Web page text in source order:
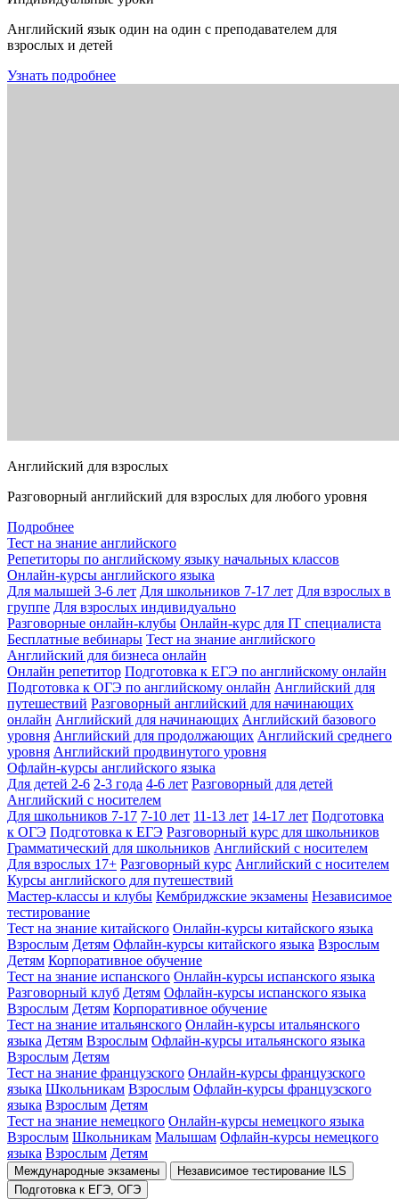
Английский язык один на один с преподавателем для
взрослых и детей
Узнать подробнее
Английский для взрослых
Разговорный английский для взрослых для любого уровня
Подробнее
Тест на знание английского
Репетиторы по английскому языку начальных классов
Онлайн-курсы английского языка
Для малышей 3-6 лет Для школьников 7-17 лет Для взрослых в
группе Для взрослых индивидуально
Разговорные онлайн-клубы Онлайн-курс для IT специалиста
Бесплатные вебинары Тест на знание английского
Английский для бизнеса онлайн
Онлайн репетитор Подготовка к ЕГЭ по английскому онлайн
Подготовка к ОГЭ по английскому онлайн Английский для
путешествий Разговорный английский для начинающих
онлайн Английский для начинающих Английский базового
уровня Английский для продолжающих Английский среднего
уровня Английский продвинутого уровня
Офлайн-курсы английского языка
Для детей 2-6 2-3 года 4-6 лет Разговорный для детей
Английский с носителем
Для школьников 7-17 7-10 лет 11-13 лет 14-17 лет Подготовка
к ОГЭ Подготовка к ЕГЭ Разговорный курс для школьников
Грамматический для школьников Английский с носителем
Для взрослых 17+ Разговорный курс Английский с носителем
Курсы английского для путешествий
Мастер-классы и клубы Кембриджские экзамены Независимое
тестирование
Тест на знание китайского Онлайн-курсы китайского языка
Взрослым Детям Офлайн-курсы китайского языка Взрослым
Детям Корпоративное обучение
Тест на знание испанского Онлайн-курсы испанского языка
Разговорный клуб Детям Офлайн-курсы испанского языка
Взрослым Детям Корпоративное обучение
Тест на знание итальянского Онлайн-курсы итальянского
языка Детям Взрослым Офлайн-курсы итальянского языка
Взрослым Детям
Тест на знание французского Онлайн-курсы французского
языка Школьникам Взрослым Офлайн-курсы французского
языка Взрослым Детям
Тест на знание немецкого Онлайн-курсы немецкого языка
Взрослым Школьникам Малышам Офлайн-курсы немецкого
языка Взрослым Детям
Международные экзамены
Независимое тестирование ILS
Подготовка к ЕГЭ, ОГЭ